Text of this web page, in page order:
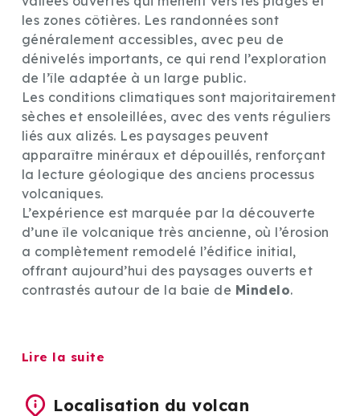
les zones côtières. Les randonnées sont
généralement accessibles, avec peu de
dénivelés importants, ce qui rend l’exploration
de l’île adaptée à un large public.
Les conditions climatiques sont majoritairement
sèches et ensoleillées, avec des vents réguliers
liés aux alizés. Les paysages peuvent
apparaître minéraux et dépouillés, renforçant
la lecture géologique des anciens processus
volcaniques.
L’expérience est marquée par la découverte
d’une île volcanique très ancienne, où l’érosion
a complètement remodelé l’édifice initial,
offrant aujourd’hui des paysages ouverts et
contrastés autour de la baie de Mindelo.
Lire la suite
Localisation du volcan